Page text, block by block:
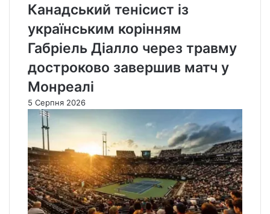
Канадський тенісист із
українським корінням
Габріель Діалло через травму
достроково завершив матч у
Монреалі
5 Серпня 2026